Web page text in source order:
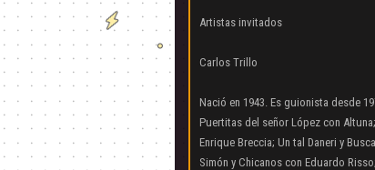
Artistas invitados
Carlos Trillo
Nació en 1943. Es guionista desde
Puertitas del señor López con
Enrique Breccia; Un tal Daneri y
Simón y Chicanos con Eduardo